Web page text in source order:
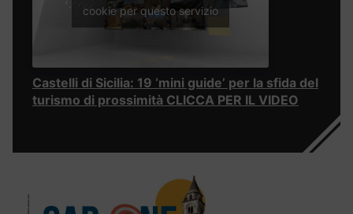
cookie per questo servizio
Castelli di Sicilia: 19 ‘mini guide’ per la sfida del
turismo di prossimità CLICCA PER IL VIDEO